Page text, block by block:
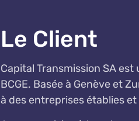
Le Client
Capital Transmission SA
BCGE. Basée à Genève et
à des entreprises établies